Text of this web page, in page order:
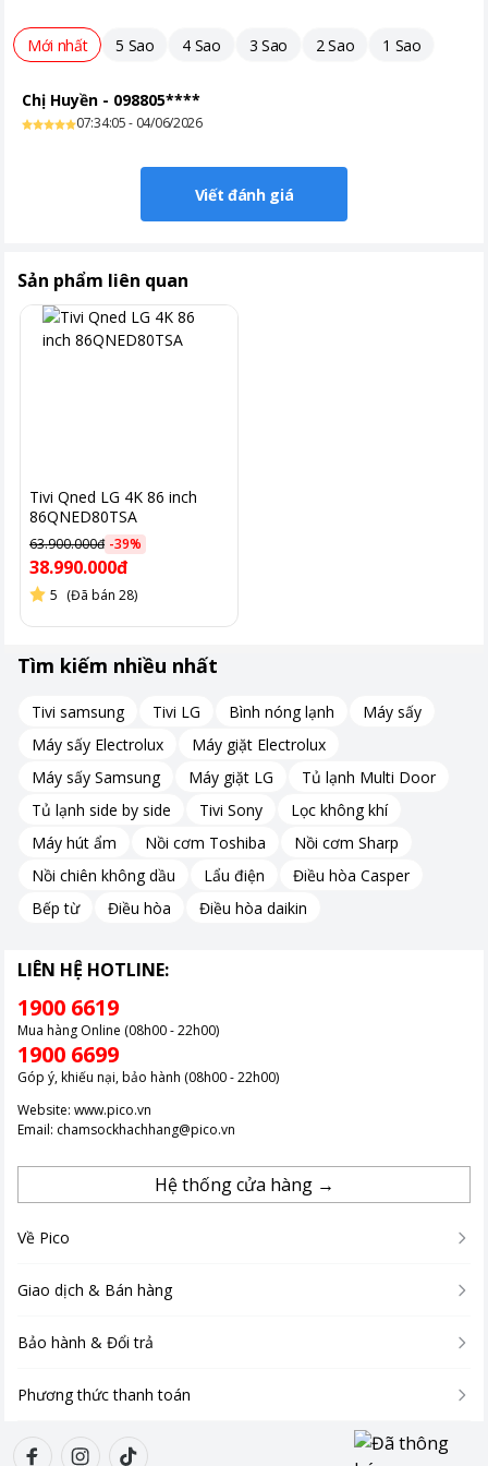
Mới nhất 5 Sao 4 Sao 3 Sao 2 Sao 1 Sao
Chị Huyền - 098805****
07:34:05 - 04/06/2026
Viết đánh giá
Sản phẩm liên quan
Tivi Qned LG 4K 86 inch
86QNED80TSA
63.900.000đ -39%
38.990.000đ
5 (Đã bán 28)
Tìm kiếm nhiều nhất
Tivi samsung Tivi LG Bình nóng lạnh
Máy sấy
Máy sấy Electrolux
Máy giặt Electrolux
Máy sấy Samsung
Máy giặt LG
Tủ lạnh Multi Door
Tủ lạnh side by side
Tivi Sony
Lọc không khí
Máy hút ẩm
Nồi cơm Toshiba
Nồi cơm Sharp
Nồi chiên không dầu
Lẩu điện
Điều hòa Casper
Bếp từ
Điều hòa Điều hòa daikin
LIÊN HỆ HOTLINE:
1900 6619
Mua hàng Online (08h00 - 22h00)
1900 6699
Góp ý, khiếu nại, bảo hành (08h00 - 22h00)
Website: www.pico.vn
Email: chamsockhachhang@pico.vn
Hệ thống cửa hàng →
Về Pico
Giao dịch & Bán hàng
Bảo hành & Đổi trả
Phương thức thanh toán